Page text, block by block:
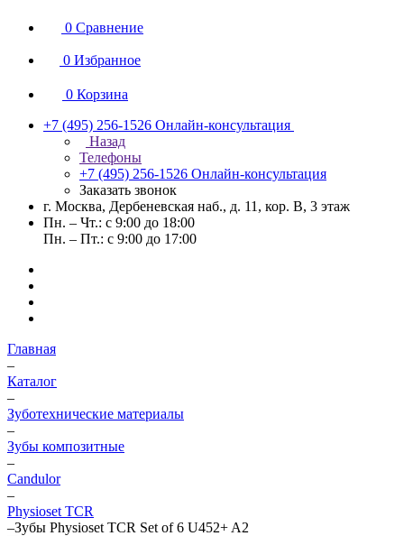
0 Сравнение
0 Избранное
0 Корзина
+7 (495) 256-1526 Онлайн-консультация
Назад
Телефоны
+7 (495) 256-1526 Онлайн-консультация
Заказать звонок
г. Москва, Дербеневская наб., д. 11, кор. В, 3 этаж
Пн. – Чт.: с 9:00 до 18:00
Пн. – Пт.: с 9:00 до 17:00
Главная
–
Каталог
–
Зуботехнические материалы
–
Зубы композитные
–
Candulor
–
Physioset TCR
–Зубы Physioset TCR Set of 6 U452+ A2